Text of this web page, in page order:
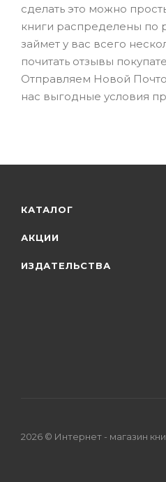
сделать это можно
книги распределены по
займет у вас всего
почитать отзывы
Отправляем Новой
нас выгодные условия
КАТАЛОГ
АКЦИИ
ИЗДАТЕЛЬСТВА
2026 © Интернет - магазин